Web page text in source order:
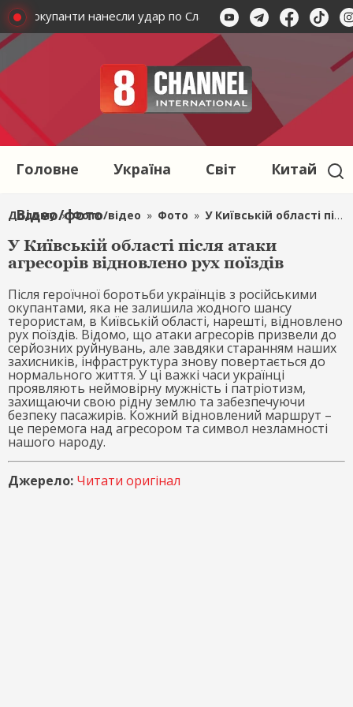
окупанти нанесли удар по Слав'янську, маємо
Головне Україна Світ Китай
Відео/фото
Додому » Фото/відео » Фото » У Київській області після атаки агресорів відновлено рух поїздів
У Київській області після атаки
агресорів відновлено рух поїздів
Після героїчної боротьби українців з російськими
окупантами, яка не залишила жодного шансу
терористам, в Київській області, нарешті, відновлено
рух поїздів. Відомо, що атаки агресорів призвели до
серйозних руйнувань, але завдяки старанням наших
захисників, інфраструктура знову повертається до
нормального життя. У ці важкі часи українці
проявляють неймовірну мужність і патріотизм,
захищаючи свою рідну землю та забезпечуючи
безпеку пасажирів. Кожний відновлений маршрут –
це перемога над агресором та символ незламності
нашого народу.
Джерело: Читати оригінал